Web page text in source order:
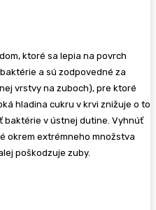
ktoré sa lepia na povrch
a sú zodpovedné za
vrstvy na zuboch), pre ktoré
hladina cukru v krvi znižuje o to
baktérie v ústnej dutine. Vyhnúť
okrem extrémneho množstva
poškodzuje zuby.